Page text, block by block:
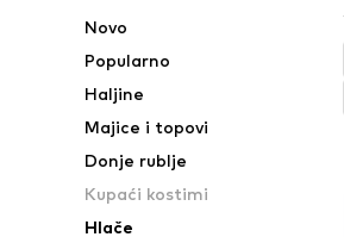
Novo
Popularno
Haljine
Majice i topovi
Donje rublje
Kupaći kostimi
Hlače